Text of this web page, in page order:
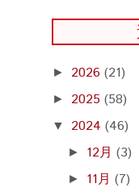
► 2026 (21)
► 2025 (58)
▼ 2024 (46)
► 12月(3)
► 11月(7)